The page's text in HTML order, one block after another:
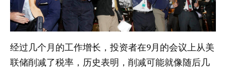
经过几个月的工作增长，投资者在9月的会议上从美
联储削减了税率，历史表明，削减可能就像随后几